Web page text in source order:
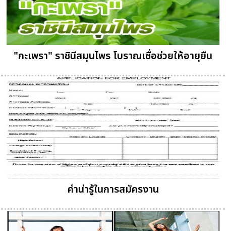
"กะเพรา" ราชินีสมุนไพร โบราณเชื่อช่วยให้อายุยืน
คำน่ารู้ในการสมัครงาน